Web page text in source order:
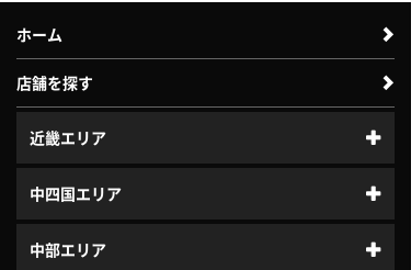
ホーム
店舗を探す
近畿エリア
中四国エリア
中部エリア